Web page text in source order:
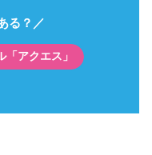
る？／
アクエス」